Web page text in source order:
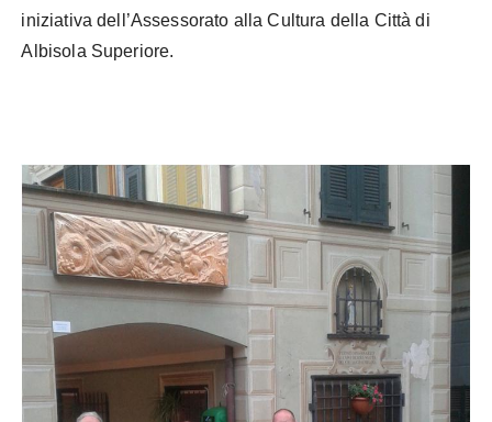
iniziativa dell’Assessorato alla Cultura della Città di
Albisola Superiore.